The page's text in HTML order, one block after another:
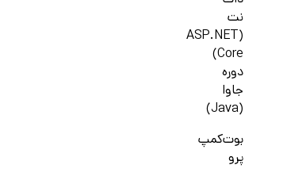
نت
(ASP.NET
Core)
دوره
جاوا
(Java)
بوت‌کمپ
پرو